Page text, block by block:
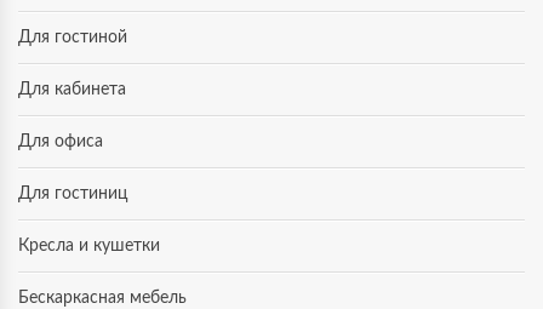
Для гостиной
Для кабинета
Для офиса
Для гостиниц
Кресла и кушетки
Бескаркасная мебель